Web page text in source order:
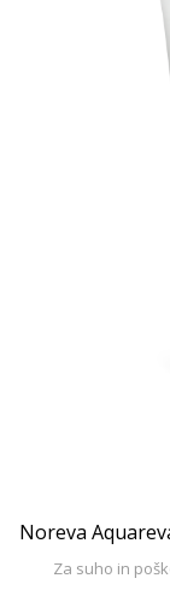
Noreva
Za suho in